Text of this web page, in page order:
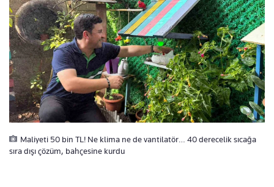
Maliyeti 50 bin TL! Ne klima ne de vantilatör… 40 derecelik sıcağa
sıra dışı çözüm, bahçesine kurdu